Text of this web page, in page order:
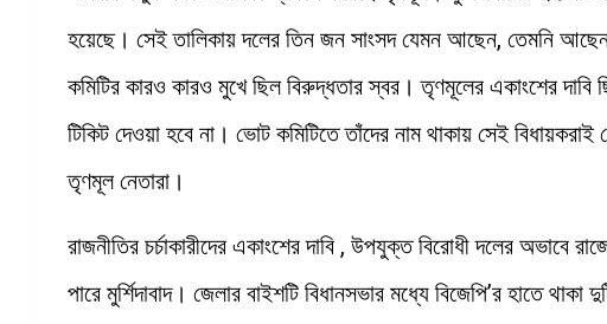
হয়েছে। সেই তালিকায় দলের তিন জন সাংসদ যেমন আছেন, তেমনি
কমিটির কারও কারও মুখে ছিল বিরুদ্ধতার স্বর। তৃণমূলের একাংশের দাবি
টিকিট দেওয়া হবে না। ভোট কমিটিতে তাঁদের নাম থাকায় সেই
তৃণমূল নেতারা।
রাজনীতির চর্চাকারীদের একাংশের দাবি , উপযুক্ত বিরোধী দলের
পারে মুর্শিদাবাদ। জেলার বাইশটি বিধানসভার মধ্যে বিজেপি’র হাতে